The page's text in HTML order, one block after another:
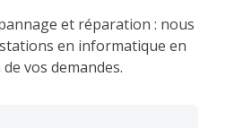
et réparation : nous
en informatique en
vos demandes.